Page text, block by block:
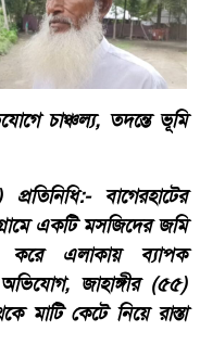
চাঞ্চল্য, তদন্তে ভূমি
বাগেরহাটের
একটি মসজিদের জমি
করে এলাকায় ব্যাপক
জাহাঙ্গীর (৫৫)
কেটে নিয়ে রাস্তা